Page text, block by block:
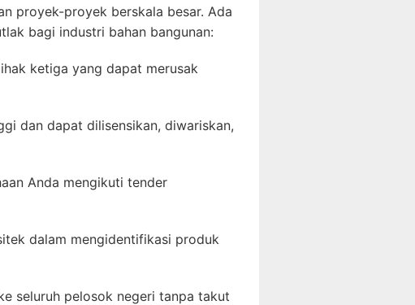
proyek-proyek berskala besar. Ada
bagi industri bahan bangunan:
ketiga yang dapat merusak
dan dapat dilisensikan, diwariskan,
Anda mengikuti tender
dalam mengidentifikasi produk
seluruh pelosok negeri tanpa takut